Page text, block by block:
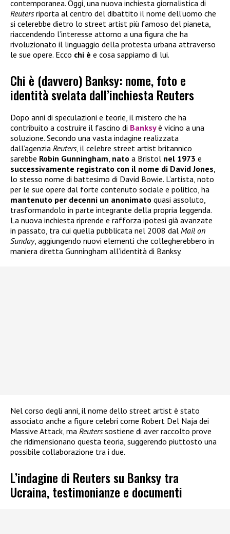
contemporanea. Oggi, una nuova inchiesta giornalistica di
Reutersriporta al centro del dibattito il nome dell’uomo che
si celerebbe dietro lo street artist più famoso del pianeta,
riaccendendo l’interesse attorno a una figura che ha
rivoluzionato il linguaggio della protesta urbana attraverso
le sue opere. Ecco chi è e cosa sappiamo di lui.
Chi è (davvero) Banksy: nome, foto e
identità svelata dall’inchiesta Reuters
Dopo anni di speculazioni e teorie, il mistero che ha
contribuito a costruire il fascino di Banksyè vicino a una
soluzione. Secondo una vasta indagine realizzata
dall’agenzia Reuters, il celebre street artist britannico
sarebbe Robin Gunningham, nato a Bristol nel 1973 e
successivamente registrato con il nome di David Jones,
lo stesso nome di battesimo di David Bowie. L’artista, noto
per le sue opere dal forte contenuto sociale e politico, ha
mantenuto per decenni un anonimato quasi assoluto,
trasformandolo in parte integrante della propria leggenda.
La nuova inchiesta riprende e rafforza ipotesi già avanzate
in passato, tra cui quella pubblicata nel 2008 dal Mail on
Sunday, aggiungendo nuovi elementi che collegherebbero in
maniera diretta Gunningham all’identità di Banksy.
Nel corso degli anni, il nome dello street artist è stato
associato anche a figure celebri come Robert Del Naja dei
Massive Attack, ma Reuterssostiene di aver raccolto prove
che ridimensionano questa teoria, suggerendo piuttosto una
possibile collaborazione tra i due.
L’indagine di Reuters su Banksy tra
Ucraina, testimonianze e documenti